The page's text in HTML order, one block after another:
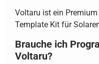
Voltaru ist ein
Template Kit für
Brauche ich
Voltaru?